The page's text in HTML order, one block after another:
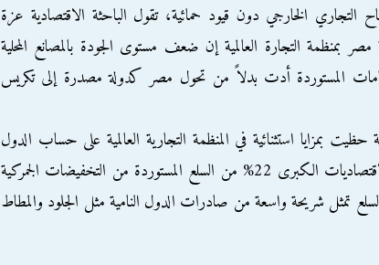
التجاري الخارجي دون قيود حمائية، تقول الباحثة الاقتصادية عزة
بمنظمة التجارة العالمية إن ضعف مستوى الجودة بالمصانع المحلية
المستوردة أدت بدلاً من تحول مصر كدولة مصدرة إلى تكريس
بمزايا استثنائية في المنظمة التجارية العالمية على حساب الدول
النامية، فعلى سبيل المثال استثنت الاقتصاديات الكبرى 22% من السلع المستوردة من التخفيضات الجمركية
تمثل شريحة واسعة من صادرات الدول النامية مثل الجلود والمطاط